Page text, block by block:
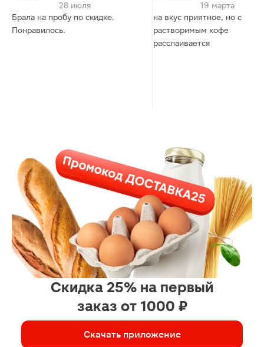
28 июля
Брала на пробу по скидке.
Понравилось.
19 марта
на вкус приятное, но с
растворимым кофе
расслаивается
Скидка 25% на первый
заказ от 1000 ₽
Скачать приложение